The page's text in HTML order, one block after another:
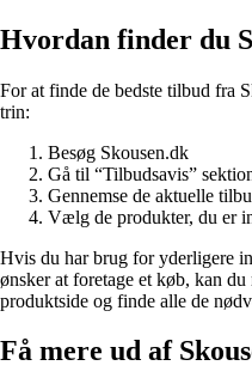
Hvordan finder du
For at finde de bedste tilbud fra
trin:
Besøg Skousen.dk
Gå til “Tilbudsavis”
Gennemse de aktuelle
Vælg de produkter, du er
Hvis du har brug for yderligere
ønsker at foretage et køb, kan
produktside og finde alle de
Få mere ud af